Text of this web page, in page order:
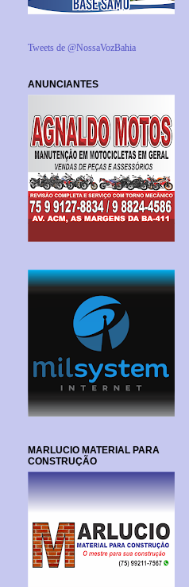
Tweets de @NossaVozBahia
ANUNCIANTES
MARLUCIO MATERIAL PARA
CONSTRUÇÃO